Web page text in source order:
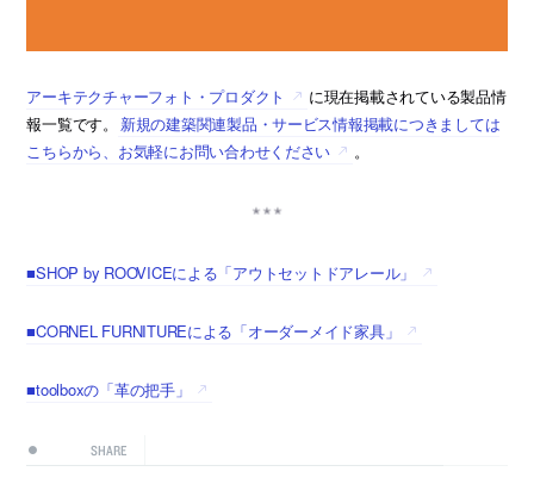
アーキテクチャーフォト・プロダクト
に現在掲載されている製品情
報一覧です。
新規の建築関連製品・サービス情報掲載につきましては
こちらから、お気軽にお問い合わせください
。
■SHOP by ROOVICEによる「アウトセットドアレール」
■CORNEL FURNITUREによる「オーダーメイド家具」
■toolboxの「革の把手」
SHARE